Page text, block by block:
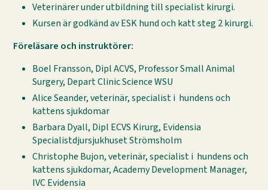
Veterinärer under utbildning till specialist kirurgi.
Kursen är godkänd av ESK hund och katt steg 2 kirurgi.
Föreläsare och instruktörer:
Boel Fransson, Dipl ACVS, Professor Small Animal
Surgery, Depart Clinic Science WSU
Alice Seander, veterinär, specialist i hundens och
kattens sjukdomar
Barbara Dyall, Dipl ECVS Kirurg, Evidensia
Specialistdjursjukhuset Strömsholm
Christophe Bujon, veterinär, specialist i hundens och
kattens sjukdomar, Academy Development Manager,
IVC Evidensia